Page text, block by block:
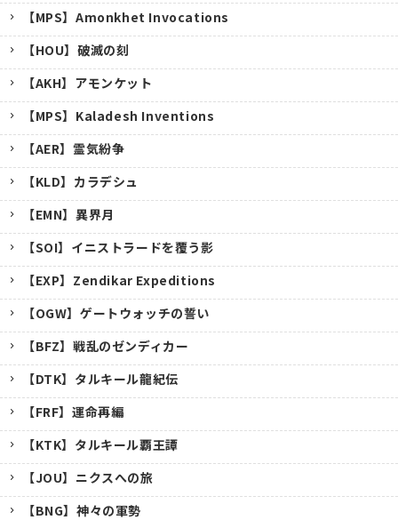
【MPS】Amonkhet Invocations
【HOU】破滅の刻
【AKH】アモンケット
【MPS】Kaladesh Inventions
【AER】霊気紛争
【KLD】カラデシュ
【EMN】異界月
【SOI】イニストラードを覆う影
【EXP】Zendikar Expeditions
【OGW】ゲートウォッチの誓い
【BFZ】戦乱のゼンディカー
【DTK】タルキール龍紀伝
【FRF】運命再編
【KTK】タルキール覇王譚
【JOU】ニクスへの旅
【BNG】神々の軍勢